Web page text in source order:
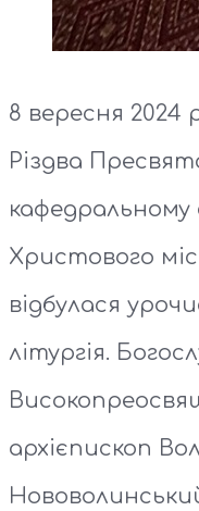
8 вересня 2024
Різдва
кафедральному
Христового
відбулася
літургія.
архієпископ